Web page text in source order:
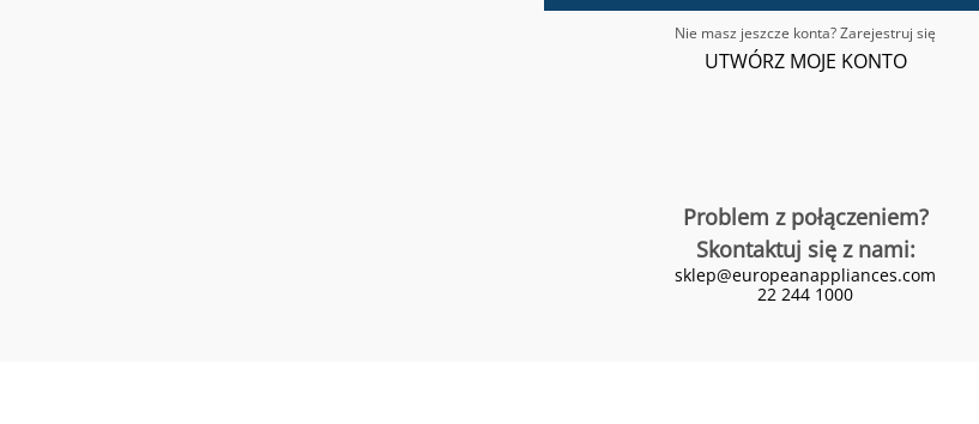
Nie masz jeszcze konta? Zarejestruj się
UTWÓRZ MOJE KONTO
Problem z połączeniem?
Skontaktuj się z nami:
sklep@europeanappliances.com
22 244 1000